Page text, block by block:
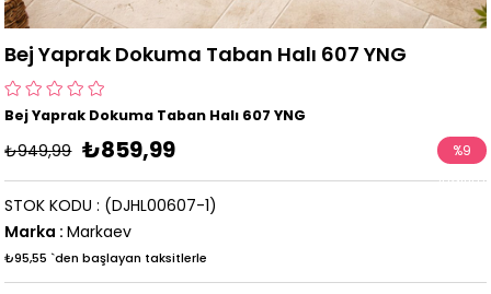
Bej Yaprak Dokuma Taban Halı 607 YNG
Bej Yaprak Dokuma Taban Halı 607 YNG
₺949,99 ₺859,99 %9
İndirim
(DJHL00607-1)
STOK KODU
Marka : Markaev
₺95,55 `den başlayan taksitlerle